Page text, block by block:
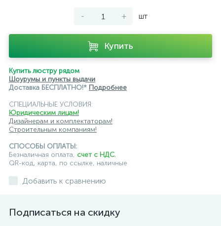
подвесные светильники Lumion
подвесные светильники Newport
подвесные светильники Odeon Light
подвесные светильники для кафе и ресторанов
подвесные светильники для лестниц
подвесные светильники над барной стойкой
подвесные светодиодные Kink Light
- + шт
Купить
Купить люстру рядом
Шоурумы и пункты выдачи
Доставка БЕСПЛАТНО!* Подробнее
СПЕЦИАЛЬНЫЕ УСЛОВИЯ:
Юридическим лицам!
Дизайнерам и комплектаторам!
Строительным компаниям!
СПОСОБЫ ОПЛАТЫ:
Безналичная оплата, счет с НДС,
QR-код, карта, по ссылке, наличные
Добавить к сравнению
Подписаться на скидку